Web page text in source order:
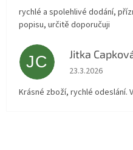
rychlé a spolehlivé dodání,
popisu, určitě doporučuji
JC Jitka
Hodnocení
23.3.2026
Krásné zboží, rychlé odeslání.